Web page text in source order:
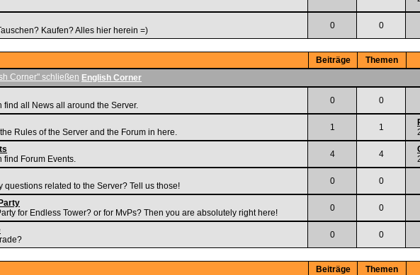
Kaufen? Alles hier herein =)
0 0
Beiträge Themen
English Corner
find all News all around the Server.
0 0
Rules of the Server and the Forum in here.
1 1
find Forum Events.
4 4
questions related to the Server? Tell us those!
0 0
for Endless Tower? or for MvPs? Then you are absolutely right here!
0 0
0 0
Beiträge Themen